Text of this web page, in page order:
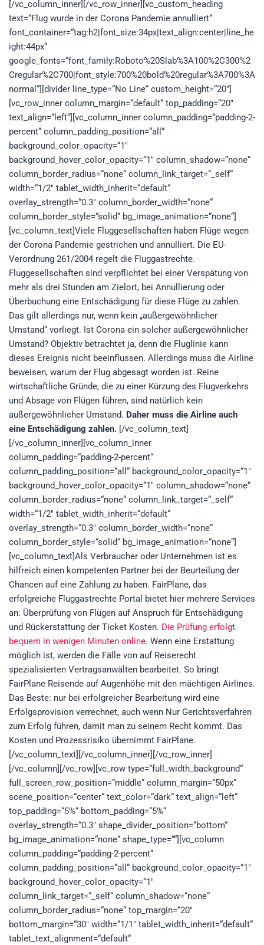
[/vc_column_inner][/vc_row_inner][vc_custom_heading
text=“Flug wurde in der Corona Pandemie annulliert“
font_container=“tag:h2|font_size:34px|text_align:center|line_he
ight:44px“
google_fonts=“font_family:Roboto%20Slab%3A100%2C300%2
Cregular%2C700|font_style:700%20bold%20regular%3A700%3A
normal“][divider line_type=“No Line“ custom_height=“20″]
[vc_row_inner column_margin=“default“ top_padding=“20″
text_align=“left“][vc_column_inner column_padding=“padding-2-
percent“ column_padding_position=“all“
background_color_opacity=“1″
background_hover_color_opacity=“1″ column_shadow=“none“
column_border_radius=“none“ column_link_target=“_self“
width=“1/2″ tablet_width_inherit=“default“
overlay_strength=“0.3″ column_border_width=“none“
column_border_style=“solid“ bg_image_animation=“none“]
[vc_column_text]Viele Fluggesellschaften haben Flüge wegen
der Corona Pandemie gestrichen und annulliert. Die EU-
Verordnung 261/2004 regelt die Fluggastrechte.
Fluggesellschaften sind verpflichtet bei einer Verspätung von
mehr als drei Stunden am Zielort, bei Annullierung oder
Überbuchung eine Entschädigung für diese Flüge zu zahlen.
Das gilt allerdings nur, wenn kein „außergewöhnlicher
Umstand“ vorliegt. Ist Corona ein solcher außergewöhnlicher
Umstand? Objektiv betrachtet ja, denn die Fluglinie kann
dieses Ereignis nicht beeinflussen. Allerdings muss die Airline
beweisen, warum der Flug abgesagt worden ist. Reine
wirtschaftliche Gründe, die zu einer Kürzung des Flugverkehrs
und Absage von Flügen führen, sind natürlich kein
außergewöhnlicher Umstand. Daher muss die Airline auch
eine Entschädigung zahlen. [/vc_column_text]
[/vc_column_inner][vc_column_inner
column_padding=“padding-2-percent“
column_padding_position=“all“ background_color_opacity=“1″
background_hover_color_opacity=“1″ column_shadow=“none“
column_border_radius=“none“ column_link_target=“_self“
width=“1/2″ tablet_width_inherit=“default“
overlay_strength=“0.3″ column_border_width=“none“
column_border_style=“solid“ bg_image_animation=“none“]
[vc_column_text]Als Verbraucher oder Unternehmen ist es
hilfreich einen kompetenten Partner bei der Beurteilung der
Chancen auf eine Zahlung zu haben. FairPlane, das
erfolgreiche Fluggastrechte Portal bietet hier mehrere Services
an: Überprüfung von Flügen auf Anspruch für Entschädigung
und Rückerstattung der Ticket Kosten. Die Prüfung erfolgt
bequem in wenigen Minuten online. Wenn eine Erstattung
möglich ist, werden die Fälle von auf Reiserecht
spezialisierten Vertragsanwälten bearbeitet. So bringt
FairPlane Reisende auf Augenhöhe mit den mächtigen Airlines.
Das Beste: nur bei erfolgreicher Bearbeitung wird eine
Erfolgsprovision verrechnet, auch wenn Nur Gerichtsverfahren
zum Erfolg führen, damit man zu seinem Recht kommt. Das
Kosten und Prozessrisiko übernimmt FairPlane.
[/vc_column_text][/vc_column_inner][/vc_row_inner]
[/vc_column][/vc_row][vc_row type=“full_width_background“
full_screen_row_position=“middle“ column_margin=“50px“
scene_position=“center“ text_color=“dark“ text_align=“left“
top_padding=“5%“ bottom_padding=“5%“
overlay_strength=“0.3″ shape_divider_position=“bottom“
bg_image_animation=“none“ shape_type=““][vc_column
column_padding=“padding-2-percent“
column_padding_position=“all“ background_color_opacity=“1″
background_hover_color_opacity=“1″
column_link_target=“_self“ column_shadow=“none“
column_border_radius=“none“ top_margin=“20″
bottom_margin=“30″ width=“1/1″ tablet_width_inherit=“default“
tablet_text_alignment=“default“